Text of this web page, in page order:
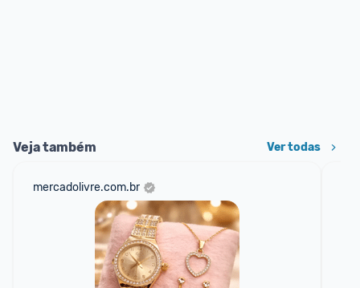
Veja também Ver todas
mercadolivre.com.br